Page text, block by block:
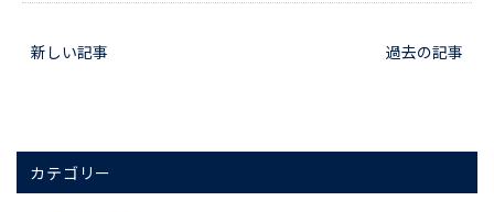
新しい記事 過去の記事
カテゴリー